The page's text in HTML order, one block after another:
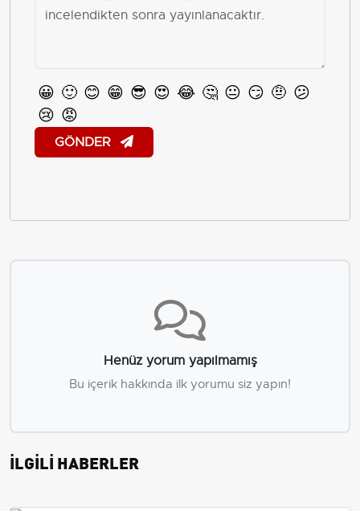
😀 🙂 😊 😁 😎 😍 😂 🤔 😐 😏 🤨 😕
😢 😡
GÖNDER
Henüz yorum yapılmamış
Bu içerik hakkında ilk yorumu siz yapın!
İLGİLİ HABERLER